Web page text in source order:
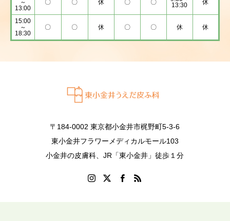
～
13:00
〇 〇 休 〇 〇
13:30
休
15:00
～
18:30
〇 〇 休 〇 〇 休 休
〒184-0002 東京都小金井市梶野町5-3-6
東小金井フラワーメディカルモール103
小金井の皮膚科、JR「東小金井」徒歩１分